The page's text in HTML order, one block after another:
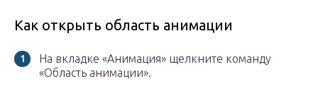
Как открыть область анимации
На вкладке «Анимация» щелкните команду
«Область анимации».